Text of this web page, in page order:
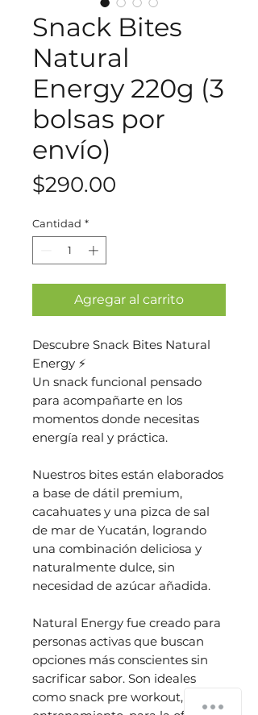
Snack Bites
Natural
Energy 220g (3
bolsas por
envío)
$290.00
Cantidad *
Agregar al carrito
Descubre Snack Bites Natural
Energy ⚡
Un snack funcional pensado
para acompañarte en los
momentos donde necesitas
energía real y práctica.
Nuestros bites están elaborados
a base de dátil premium,
cacahuates y una pizca de sal
de mar de Yucatán, logrando
una combinación deliciosa y
naturalmente dulce, sin
necesidad de azúcar añadida.
Natural Energy fue creado para
personas activas que buscan
opciones más conscientes sin
sacrificar sabor. Son ideales
como snack pre workout, post